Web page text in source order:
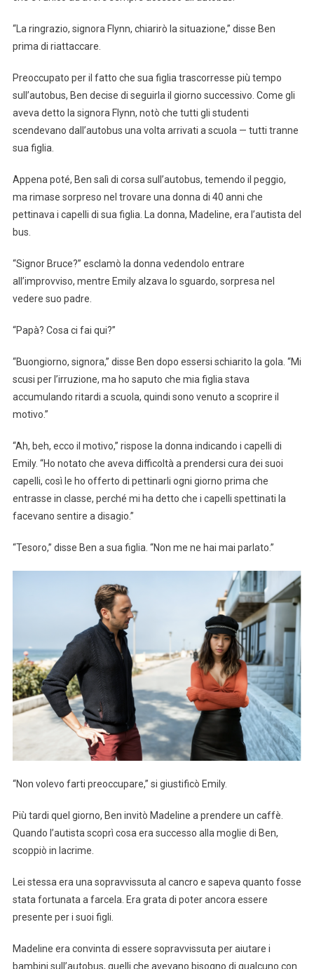
“La ringrazio, signora Flynn, chiarirò la situazione,” disse Ben
prima di riattaccare.
Preoccupato per il fatto che sua figlia trascorresse più tempo
sull’autobus, Ben decise di seguirla il giorno successivo. Come gli
aveva detto la signora Flynn, notò che tutti gli studenti
scendevano dall’autobus una volta arrivati a scuola — tutti tranne
sua figlia.
Appena poté, Ben salì di corsa sull’autobus, temendo il peggio,
ma rimase sorpreso nel trovare una donna di 40 anni che
pettinava i capelli di sua figlia. La donna, Madeline, era l’autista del
bus.
“Signor Bruce?” esclamò la donna vedendolo entrare
all’improvviso, mentre Emily alzava lo sguardo, sorpresa nel
vedere suo padre.
“Papà? Cosa ci fai qui?”
“Buongiorno, signora,” disse Ben dopo essersi schiarito la gola. “Mi
scusi per l’irruzione, ma ho saputo che mia figlia stava
accumulando ritardi a scuola, quindi sono venuto a scoprire il
motivo.”
“Ah, beh, ecco il motivo,” rispose la donna indicando i capelli di
Emily. “Ho notato che aveva difficoltà a prendersi cura dei suoi
capelli, così le ho offerto di pettinarli ogni giorno prima che
entrasse in classe, perché mi ha detto che i capelli spettinati la
facevano sentire a disagio.”
“Tesoro,” disse Ben a sua figlia. “Non me ne hai mai parlato.”
“Non volevo farti preoccupare,” si giustificò Emily.
Più tardi quel giorno, Ben invitò Madeline a prendere un caffè.
Quando l’autista scoprì cosa era successo alla moglie di Ben,
scoppiò in lacrime.
Lei stessa era una sopravvissuta al cancro e sapeva quanto fosse
stata fortunata a farcela. Era grata di poter ancora essere
presente per i suoi figli.
Madeline era convinta di essere sopravvissuta per aiutare i
bambini sull’autobus, quelli che avevano bisogno di qualcuno con